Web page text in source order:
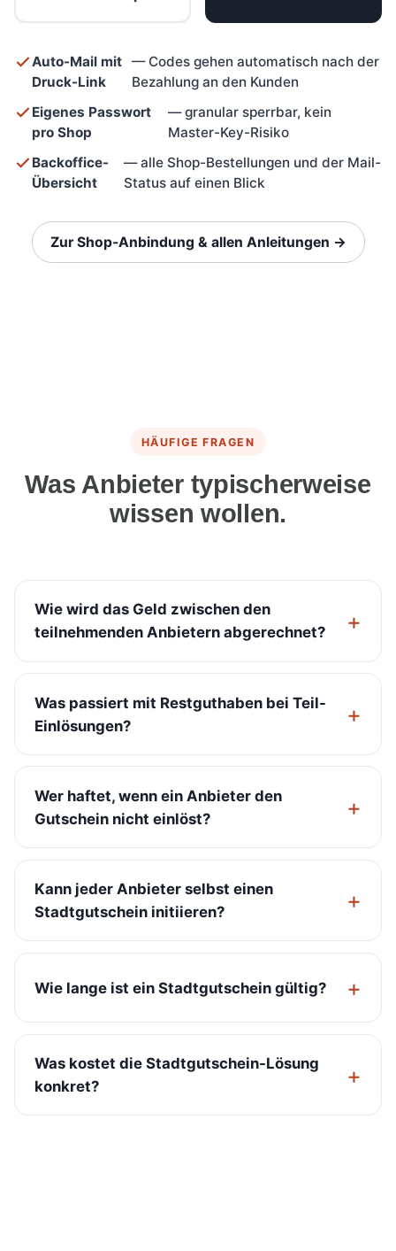
Auto-Mail mit
Druck-Link
— Codes gehen automatisch nach der
Bezahlung an den Kunden
Eigenes Passwort
pro Shop
— granular sperrbar, kein
Master-Key-Risiko
Backoffice-
Übersicht
— alle Shop-Bestellungen und der Mail-
Status auf einen Blick
Zur Shop-Anbindung & allen Anleitungen →
HÄUFIGE FRAGEN
Was Anbieter typischerweise
wissen wollen.
Wie wird das Geld zwischen den
teilnehmenden Anbietern abgerechnet?
Was passiert mit Restguthaben bei Teil-
Einlösungen?
Wer haftet, wenn ein Anbieter den
Gutschein nicht einlöst?
Kann jeder Anbieter selbst einen
Stadtgutschein initiieren?
Wie lange ist ein Stadtgutschein gültig?
Was kostet die Stadtgutschein-Lösung
konkret?